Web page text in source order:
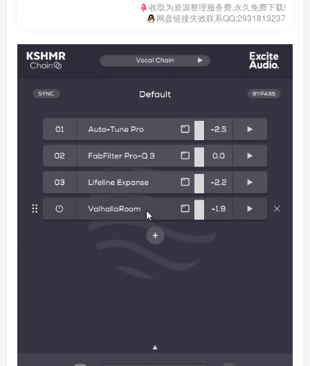
收取为资源整理服务费,永久免费下载!
网盘链接失效联系QQ:2931813237